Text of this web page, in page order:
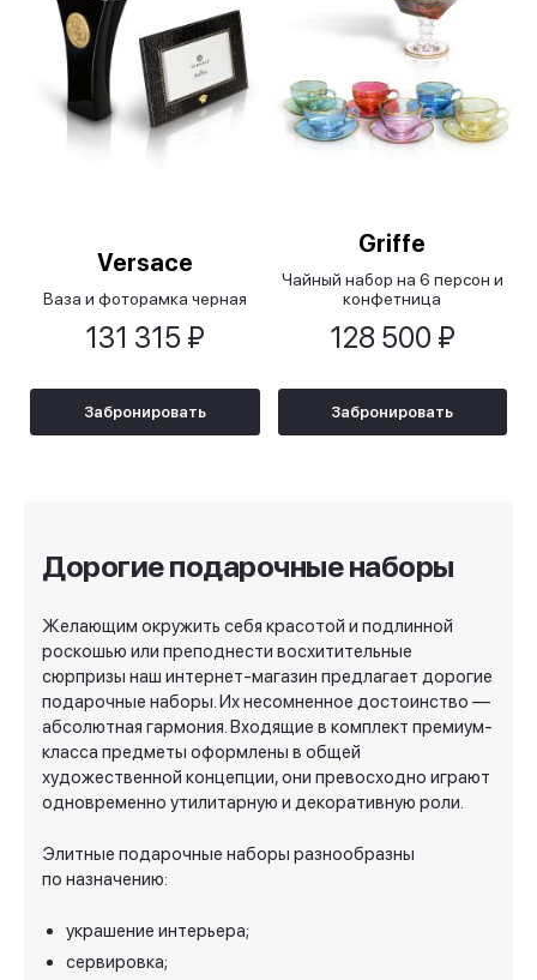
Versace
Ваза и фоторамка черная
131 315 ₽
Забронировать
Griffe
Чайный набор на 6 персон и
конфетница
128 500 ₽
Забронировать
Дорогие подарочные наборы
Желающим окружить себя красотой и подлинной
роскошью или преподнести восхитительные
сюрпризы наш интернет-магазин предлагает дорогие
подарочные наборы. Их несомненное достоинство —
абсолютная гармония. Входящие в комплект премиум-
класса предметы оформлены в общей
художественной концепции, они превосходно играют
одновременно утилитарную и декоративную роли.
Элитные подарочные наборы разнообразны
по назначению:
украшение интерьера;
сервировка;